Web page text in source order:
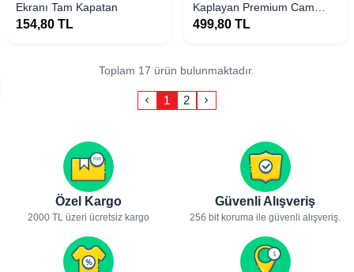
Ekranı Tam Kapatan
154,80 TL
Kaplayan Premium Cam
Koruyucu
499,80 TL
Toplam 17 ürün bulunmaktadır.
1 2
Özel Kargo
2000 TL üzeri ücretsiz kargo
Güvenli Alışveriş
256 bit koruma ile güvenli alışveriş.